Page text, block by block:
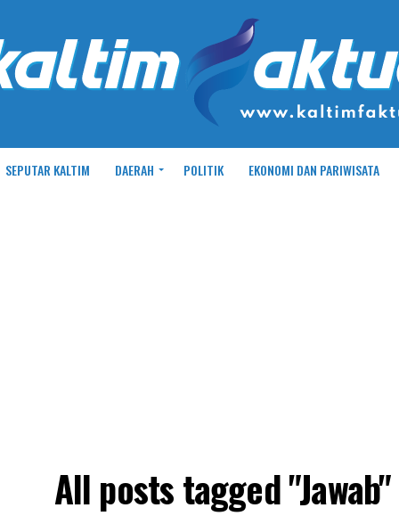
SEPUTAR KALTIM DAERAH POLITIK EKONOMI DAN PARIWISATA
All posts tagged "Jawab"